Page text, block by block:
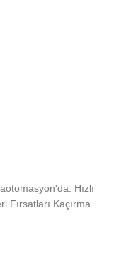
Hızlı
Kaçırma.